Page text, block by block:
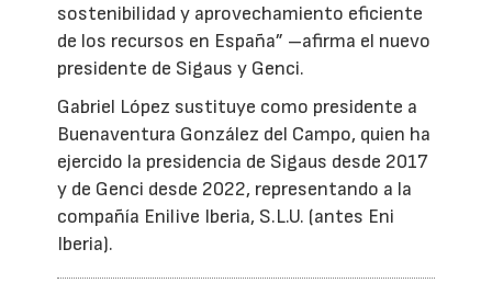
sostenibilidad y aprovechamiento eficiente
de los recursos en España” –afirma el nuevo
presidente de Sigaus y Genci.
Gabriel López sustituye como presidente a
Buenaventura González del Campo, quien ha
ejercido la presidencia de Sigaus desde 2017
y de Genci desde 2022, representando a la
compañía Enilive Iberia, S.L.U. (antes Eni
Iberia).